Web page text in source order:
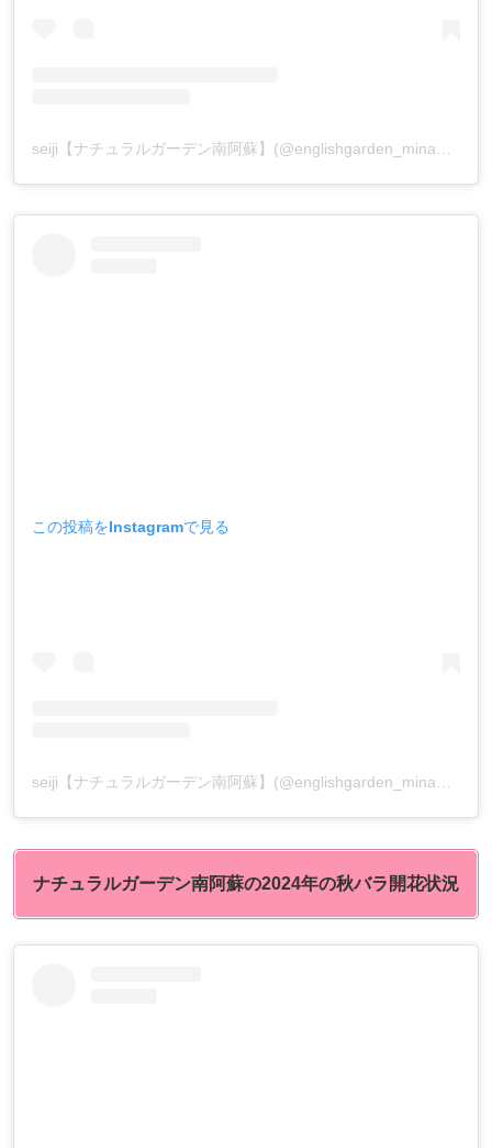
seiji【ナチュラルガーデン南阿蘇】(@englishgarden_minamiaso)がシェアした投稿
この投稿をInstagramで見る
seiji【ナチュラルガーデン南阿蘇】(@englishgarden_minamiaso)がシェアした投稿
ナチュラルガーデン南阿蘇の2024年の秋バラ開花状況